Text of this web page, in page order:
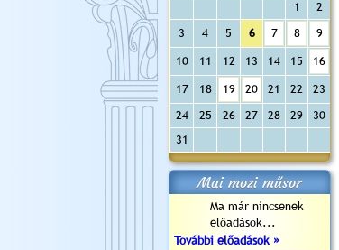
1
2
3
4 5 6 7 8 9
10 11 12 13 14 15 16
17 18 19 20 21 22
23
24
25 26 27 28 29
30
31
Mai mozi műsor
Ma már nincsenek
előadások...
További előadások »